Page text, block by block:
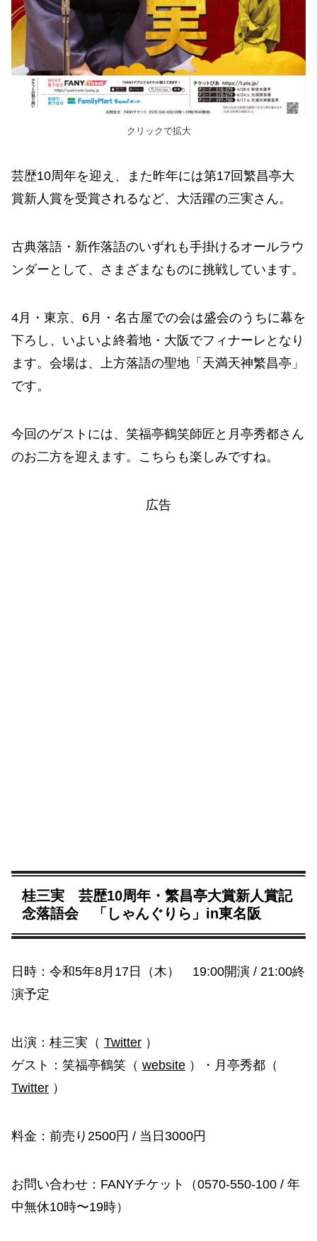
クリックで拡大
芸歴10周年を迎え、また昨年には第17回繁昌亭大
賞新人賞を受賞されるなど、大活躍の三実さん。
古典落語・新作落語のいずれも手掛けるオールラウ
ンダーとして、さまざまなものに挑戦しています。
4月・東京、6月・名古屋での会は盛会のうちに幕を
下ろし、いよいよ終着地・大阪でフィナーレとなり
ます。会場は、上方落語の聖地「天満天神繁昌亭」
です。
今回のゲストには、笑福亭鶴笑師匠と月亭秀都さん
のお二方を迎えます。こちらも楽しみですね。
広告
桂三実 芸歴10周年・繁昌亭大賞新人賞記
念落語会 「しゃんぐりら」in東名阪
日時：令和5年8月17日（木） 19:00開演 / 21:00終
演予定
出演：桂三実（ Twitter ）
ゲスト：笑福亭鶴笑（ website ）・月亭秀都（
Twitter ）
料金：前売り2500円 / 当日3000円
お問い合わせ：FANYチケット（0570-550-100 / 年
中無休10時〜19時）